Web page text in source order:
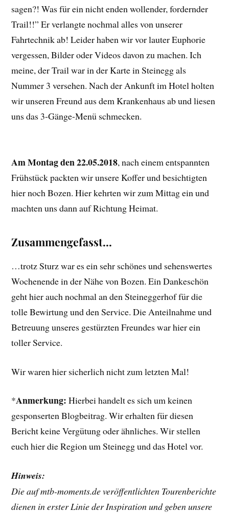
sagen?! Was für ein nicht enden wollender, fordernder
Trail!!” Er verlangte nochmal alles von unserer
Fahrtechnik ab! Leider haben wir vor lauter Euphorie
vergessen, Bilder oder Videos davon zu machen. Ich
meine, der Trail war in der Karte in Steinegg als
Nummer 3 versehen. Nach der Ankunft im Hotel holten
wir unseren Freund aus dem Krankenhaus ab und liesen
uns das 3-Gänge-Menü schmecken.
Am Montag den 22.05.2018, nach einem entspannten
Frühstück packten wir unsere Koffer und besichtigten
hier noch Bozen. Hier kehrten wir zum Mittag ein und
machten uns dann auf Richtung Heimat.
Zusammengefasst…
…trotz Sturz war es ein sehr schönes und sehenswertes
Wochenende in der Nähe von Bozen. Ein Dankeschön
geht hier auch nochmal an den Steineggerhof für die
tolle Bewirtung und den Service. Die Anteilnahme und
Betreuung unseres gestürzten Freundes war hier ein
toller Service.
Wir waren hier sicherlich nicht zum letzten Mal!
*Anmerkung: Hierbei handelt es sich um keinen
gesponserten Blogbeitrag. Wir erhalten für diesen
Bericht keine Vergütung oder ähnliches. Wir stellen
euch hier die Region um Steinegg und das Hotel vor.
Hinweis:
Die auf mtb-moments.de veröffentlichten Tourenberichte
dienen in erster Linie der Inspiration und geben unsere